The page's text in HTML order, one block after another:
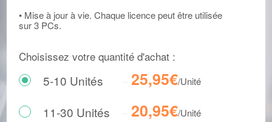
• Mise à jour à vie. Chaque licence peut être utilisée
sur 3 PCs.
Choisissez votre quantité d'achat :
5-10 Unités 25,95€/Unité
11-30 Unités 20,95€/Unité